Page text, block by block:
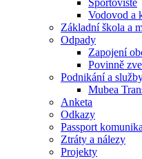
Sportoviště
Vodovod a
Základní škola a
Odpady
Zapojení
Povinně
Podnikání a
Mubea
Anketa
Odkazy
Passport
Ztráty a nálezy
Projekty